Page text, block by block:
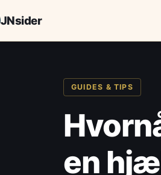
JNsider
GUIDES & TIPS
en